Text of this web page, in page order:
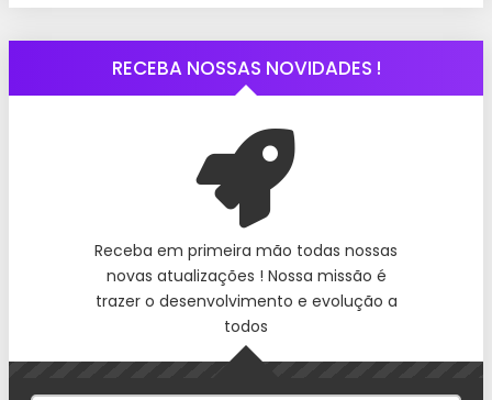
RECEBA NOSSAS NOVIDADES !
Receba em primeira mão todas nossas
novas atualizações ! Nossa missão é
trazer o desenvolvimento e evolução a
todos